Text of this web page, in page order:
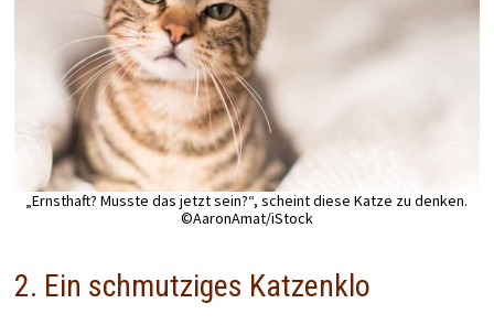
„Ernsthaft? Musste das jetzt sein?“, scheint diese Katze zu denken.
©AaronAmat/iStock
2. Ein schmutziges Katzenklo